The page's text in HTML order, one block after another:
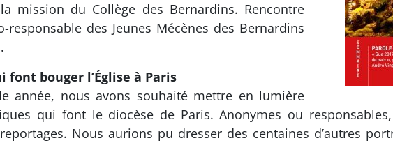
mission du Collège des Bernardins. Rencontre
responsable des Jeunes Mécènes des Bernardins
font bouger l’Église à Paris
année, nous avons souhaité mettre en lumière
qui font le diocèse de Paris. Anonymes ou
Nous aurions pu dresser des centaines d’autres